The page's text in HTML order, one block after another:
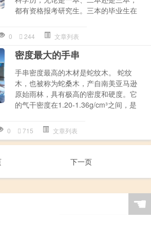
都有资格报考研究生。三本的毕业生在
0 244 文章列表
密度最大的手串
手串密度最高的木材是蛇纹木。 蛇纹
木，也被称为蛇桑木，产自南美亚马逊
原始雨林，具有极高的密度和硬度。它
的气干密度在1.20-1.36g/cm³之间，是
0 715 文章列表
下一页
☚